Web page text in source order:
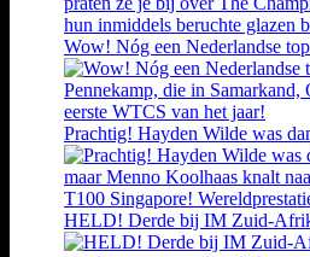
Wow! Nóg een Nederlandse
Prachtig! Hayden Wilde was
HELD! Derde bij IM Zuid-